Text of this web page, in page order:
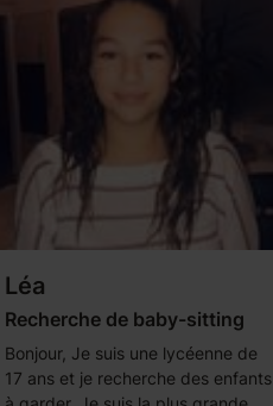
Léa
Recherche de baby-sitting
Bonjour, Je suis une lycéenne de
17 ans et je recherche des enfants